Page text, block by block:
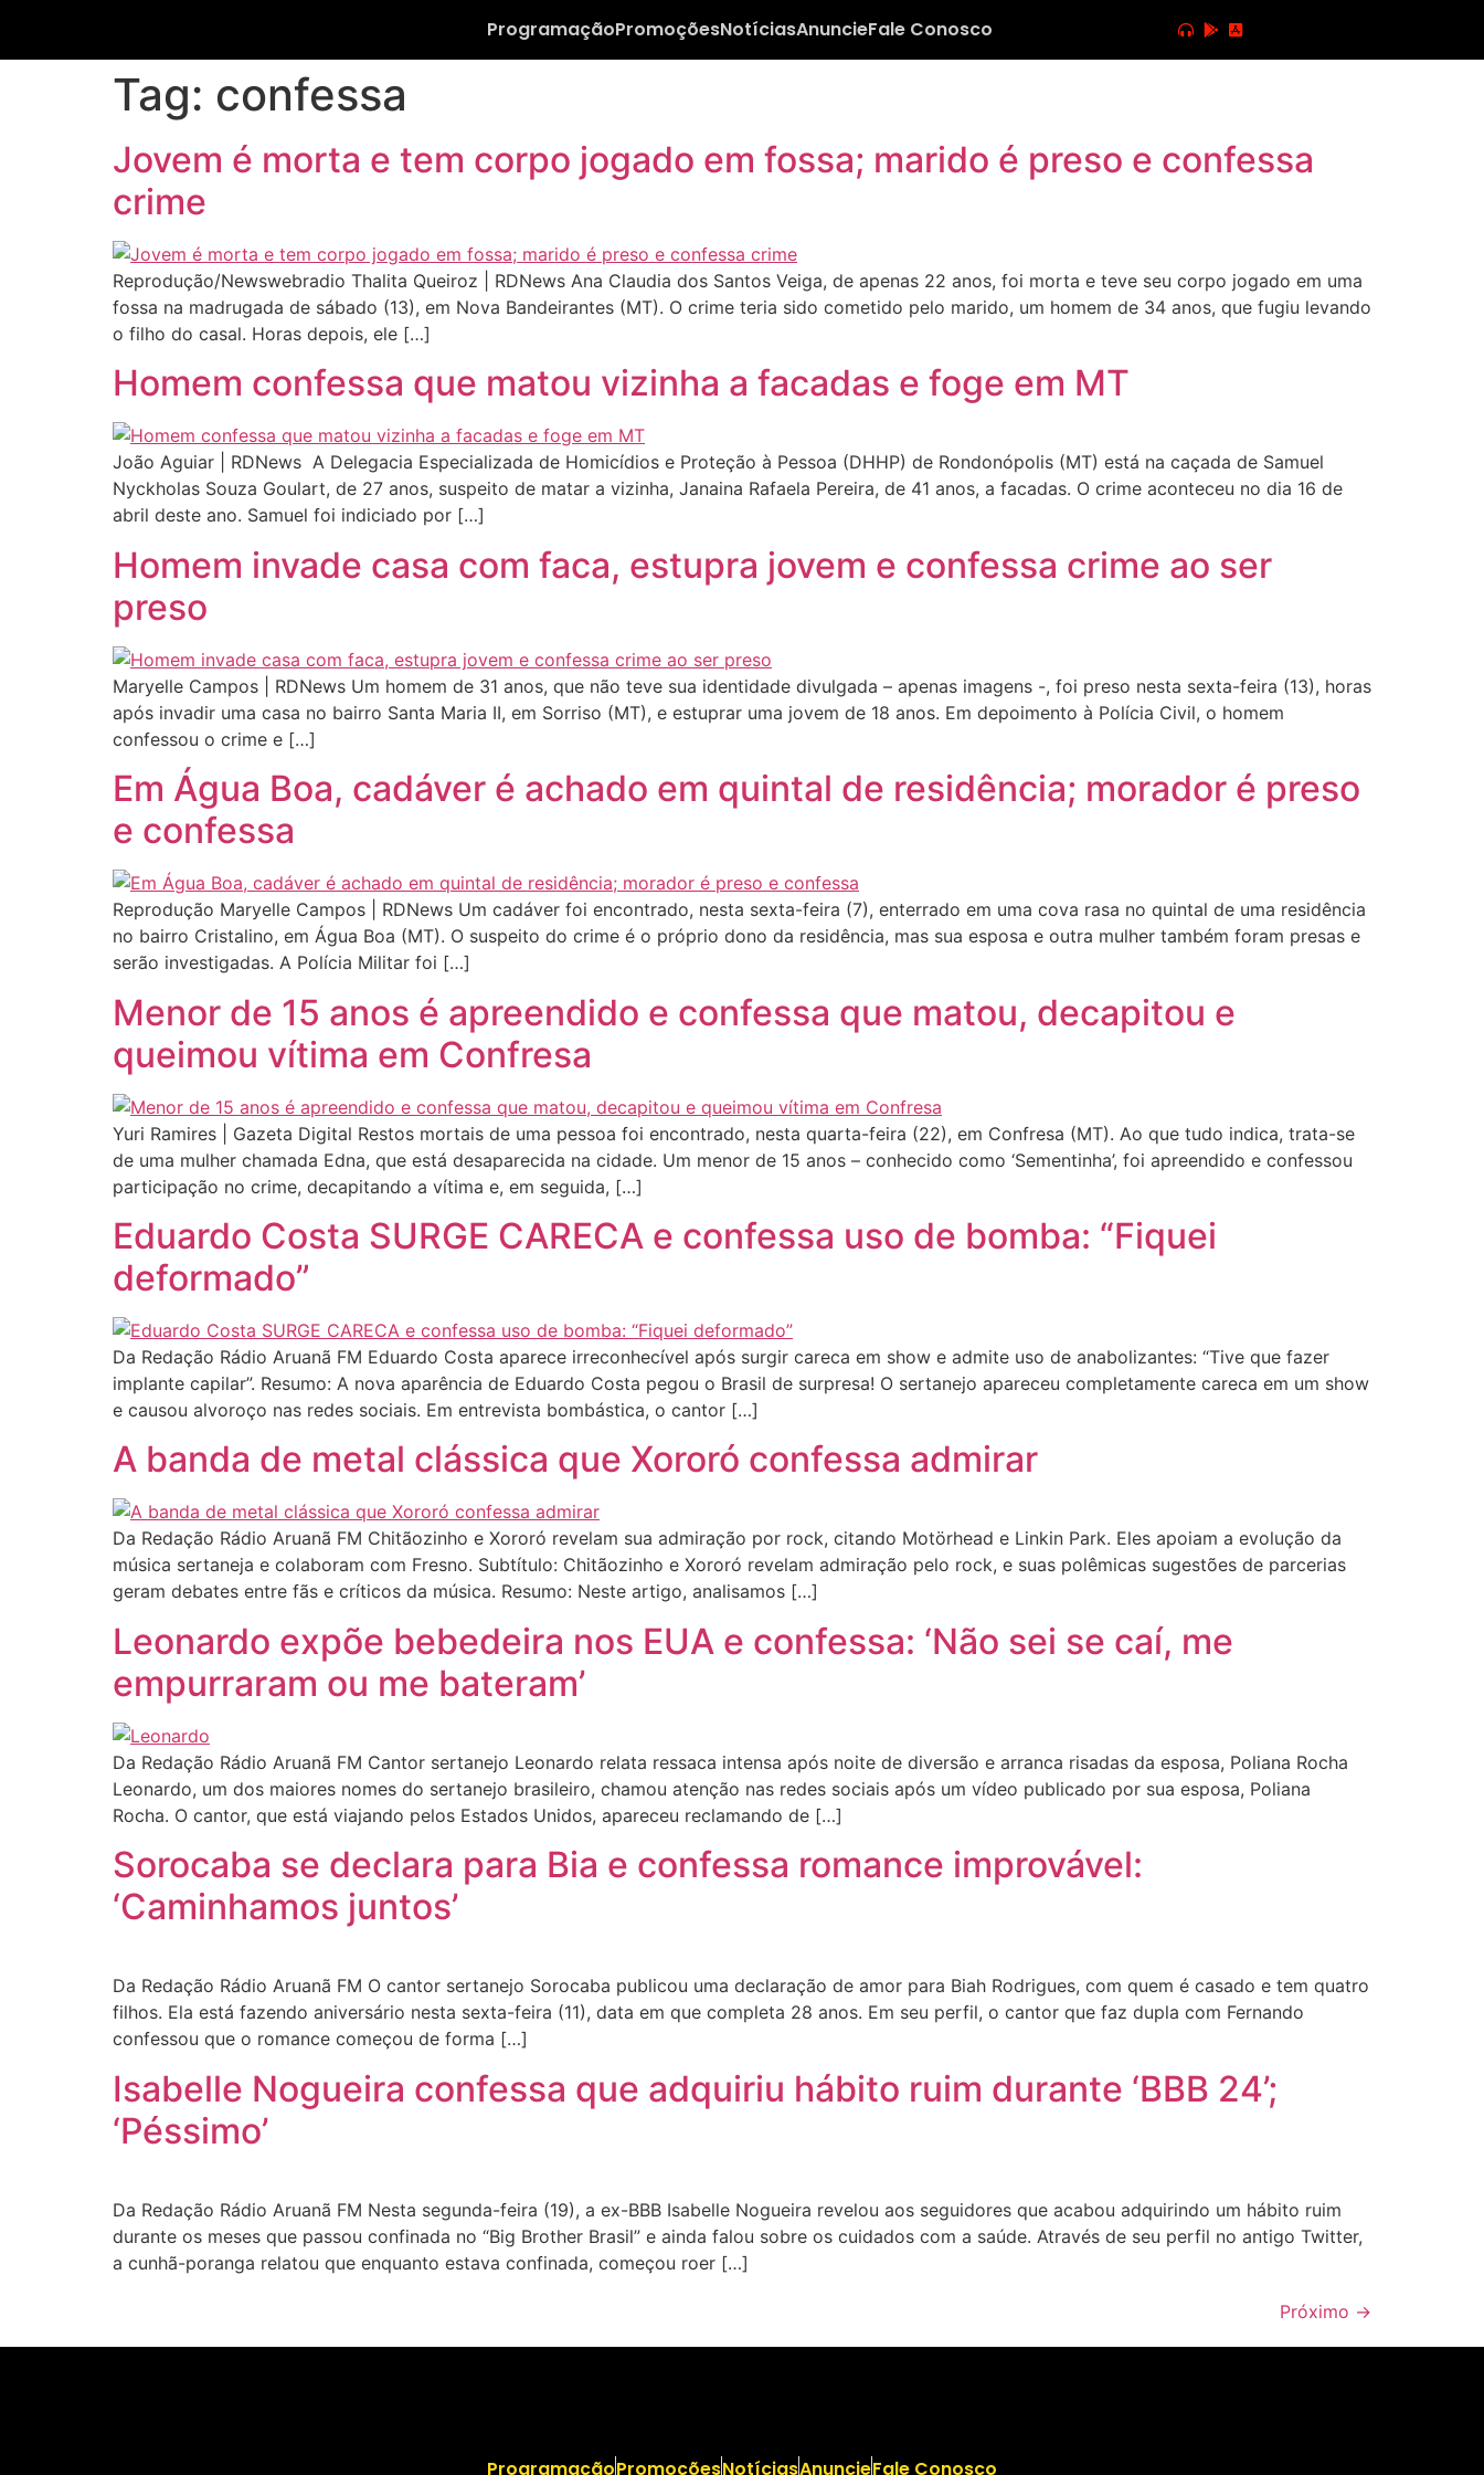
ProgramaçãoPromoçõesNotíciasAnuncieFale Conosco
Tag: confessa
Jovem é morta e tem corpo jogado em fossa; marido é preso e confessa
crime
Reprodução/Newswebradio Thalita Queiroz | RDNews Ana Claudia dos Santos Veiga, de apenas 22 anos, foi morta e teve seu corpo jogado em uma
fossa na madrugada de sábado (13), em Nova Bandeirantes (MT). O crime teria sido cometido pelo marido, um homem de 34 anos, que fugiu levando
o filho do casal. Horas depois, ele […]
Homem confessa que matou vizinha a facadas e foge em MT
João Aguiar | RDNews A Delegacia Especializada de Homicídios e Proteção à Pessoa (DHHP) de Rondonópolis (MT) está na caçada de Samuel
Nyckholas Souza Goulart, de 27 anos, suspeito de matar a vizinha, Janaina Rafaela Pereira, de 41 anos, a facadas. O crime aconteceu no dia 16 de
abril deste ano. Samuel foi indiciado por […]
Homem invade casa com faca, estupra jovem e confessa crime ao ser
preso
Maryelle Campos | RDNews Um homem de 31 anos, que não teve sua identidade divulgada – apenas imagens -, foi preso nesta sexta-feira (13), horas
após invadir uma casa no bairro Santa Maria II, em Sorriso (MT), e estuprar uma jovem de 18 anos. Em depoimento à Polícia Civil, o homem
confessou o crime e […]
Em Água Boa, cadáver é achado em quintal de residência; morador é preso
e confessa
Reprodução Maryelle Campos | RDNews Um cadáver foi encontrado, nesta sexta-feira (7), enterrado em uma cova rasa no quintal de uma residência
no bairro Cristalino, em Água Boa (MT). O suspeito do crime é o próprio dono da residência, mas sua esposa e outra mulher também foram presas e
serão investigadas. A Polícia Militar foi […]
Menor de 15 anos é apreendido e confessa que matou, decapitou e
queimou vítima em Confresa
Yuri Ramires | Gazeta Digital Restos mortais de uma pessoa foi encontrado, nesta quarta-feira (22), em Confresa (MT). Ao que tudo indica, trata-se
de uma mulher chamada Edna, que está desaparecida na cidade. Um menor de 15 anos – conhecido como ‘Sementinha’, foi apreendido e confessou
participação no crime, decapitando a vítima e, em seguida, […]
Eduardo Costa SURGE CARECA e confessa uso de bomba: “Fiquei
deformado”
Da Redação Rádio Aruanã FM Eduardo Costa aparece irreconhecível após surgir careca em show e admite uso de anabolizantes: “Tive que fazer
implante capilar”. Resumo: A nova aparência de Eduardo Costa pegou o Brasil de surpresa! O sertanejo apareceu completamente careca em um show
e causou alvoroço nas redes sociais. Em entrevista bombástica, o cantor […]
A banda de metal clássica que Xororó confessa admirar
Da Redação Rádio Aruanã FM Chitãozinho e Xororó revelam sua admiração por rock, citando Motörhead e Linkin Park. Eles apoiam a evolução da
música sertaneja e colaboram com Fresno. Subtítulo: Chitãozinho e Xororó revelam admiração pelo rock, e suas polêmicas sugestões de parcerias
geram debates entre fãs e críticos da música. Resumo: Neste artigo, analisamos […]
Leonardo expõe bebedeira nos EUA e confessa: ‘Não sei se caí, me
empurraram ou me bateram’
Da Redação Rádio Aruanã FM Cantor sertanejo Leonardo relata ressaca intensa após noite de diversão e arranca risadas da esposa, Poliana Rocha
Leonardo, um dos maiores nomes do sertanejo brasileiro, chamou atenção nas redes sociais após um vídeo publicado por sua esposa, Poliana
Rocha. O cantor, que está viajando pelos Estados Unidos, apareceu reclamando de […]
Sorocaba se declara para Bia e confessa romance improvável:
‘Caminhamos juntos’
Da Redação Rádio Aruanã FM O cantor sertanejo Sorocaba publicou uma declaração de amor para Biah Rodrigues, com quem é casado e tem quatro
filhos. Ela está fazendo aniversário nesta sexta-feira (11), data em que completa 28 anos. Em seu perfil, o cantor que faz dupla com Fernando
confessou que o romance começou de forma […]
Isabelle Nogueira confessa que adquiriu hábito ruim durante ‘BBB 24’;
‘Péssimo’
Da Redação Rádio Aruanã FM Nesta segunda-feira (19), a ex-BBB Isabelle Nogueira revelou aos seguidores que acabou adquirindo um hábito ruim
durante os meses que passou confinada no “Big Brother Brasil” e ainda falou sobre os cuidados com a saúde. Através de seu perfil no antigo Twitter,
a cunhã-poranga relatou que enquanto estava confinada, começou roer […]
Próximo →
ProgramaçãoPromoçõesNotíciasAnuncieFale Conosco